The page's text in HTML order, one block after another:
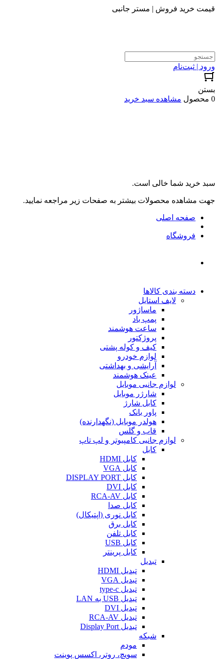
قیمت خرید فروش | مستر جانبی
ورود | ثبت‌نام
بستن
0 محصول
مشاهده سبد خرید
سبد خرید شما خالی است.
جهت مشاهده محصولات بیشتر به صفحات زیر مراجعه نمایید.
صفحه اصلی
فروشگاه
دسته بندی کالاها
لایف استایل
ماساژور
پمپ باد
ساعت هوشمند
پروژکتور
کیف و کوله پشتی
لوازم خودرو
آرایشی و بهداشتی
عینک هوشمند
لوازم جانبی موبایل
شارژر موبایل
کابل شارژ
پاور بانک
هولدر موبایل (نگهدارنده)
قاب و گلس
لوازم جانبی کامپیوتر و لپ تاپ
کابل
کابل HDMI
کابل VGA
کابل DISPLAY PORT
کابل DVI
کابل RCA-AV
کابل صدا
کابل نوری (اپتیکال)
کابل برق
کابل تلفن
کابل USB
کابل پرینتر
تبدیل
تبدیل HDMI
تبدیل VGA
تبدیل type-c
تبدیل USB به LAN
تبدیل DVI
تبدیل RCA-AV
تبدیل Display Port
شبکه
مودم
سویچ، روتر، اکسس پوینت